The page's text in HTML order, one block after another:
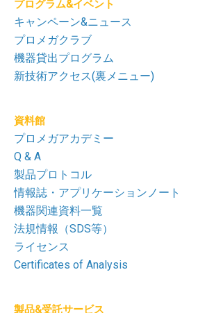
プログラム&イベント
キャンペーン&ニュース
プロメガクラブ
機器貸出プログラム
新技術アクセス(裏メニュー)
資料館
プロメガアカデミー
Q & A
製品プロトコル
情報誌・アプリケーションノート
機器関連資料一覧
法規情報（SDS等）
ライセンス
Certificates of Analysis
製品&受託サービス